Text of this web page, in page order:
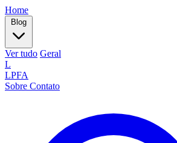
Home
Ver tudo Geral
L
LPFA
Sobre Contato